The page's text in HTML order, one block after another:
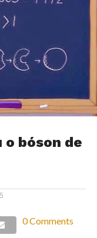
o bóson de
0 Comments